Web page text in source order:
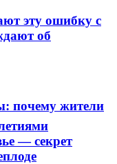
эту ошибку с
об
почему жители
— секрет